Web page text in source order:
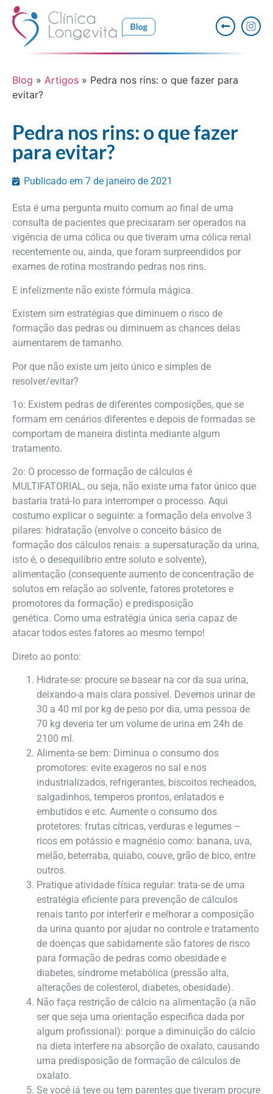
Blog » Artigos » Pedra nos rins: o que fazer para
evitar?
Pedra nos rins: o que fazer
para evitar?
Publicado em 7 de janeiro de 2021
Esta é uma pergunta muito comum ao final de uma
consulta de pacientes que precisaram ser operados na
vigência de uma cólica ou que tiveram uma cólica renal
recentemente ou, ainda, que foram surpreendidos por
exames de rotina mostrando pedras nos rins.
E infelizmente não existe fórmula mágica.
Existem sim estratégias que diminuem o risco de
formação das pedras ou diminuem as chances delas
aumentarem de tamanho.
Por que não existe um jeito único e simples de
resolver/evitar?
1o: Existem pedras de diferentes composições, que se
formam em cenários diferentes e depois de formadas se
comportam de maneira distinta mediante algum
tratamento.
2o: O processo de formação de cálculos é
MULTIFATORIAL, ou seja, não existe uma fator único que
bastaria tratá-lo para interromper o processo. Aqui
costumo explicar o seguinte: a formação dela envolve 3
pilares: hidratação (envolve o conceito básico de
formação dos cálculos renais: a supersaturação da urina,
isto é, o desequilíbrio entre soluto e solvente),
alimentação (consequente aumento de concentração de
solutos em relação ao solvente, fatores protetores e
promotores da formação) e predisposição
genética. Como uma estratégia única seria capaz de
atacar todos estes fatores ao mesmo tempo!
Direto ao ponto:
Hidrate-se: procure se basear na cor da sua urina,
deixando-a mais clara possível. Devemos urinar de
30 a 40 ml por kg de peso por dia, uma pessoa de
70 kg deveria ter um volume de urina em 24h de
2100 ml.
Alimenta-se bem: Diminua o consumo dos
promotores: evite exageros no sal e nos
industrializados, refrigerantes, biscoitos recheados,
salgadinhos, temperos prontos, enlatados e
embutidos e etc. Aumente o consumo dos
protetores: frutas cítricas, verduras e legumes –
ricos em potássio e magnésio como: banana, uva,
melão, beterraba, quiabo, couve, grão de bico, entre
outros.
Pratique atividade física regular: trata-se de uma
estratégia eficiente para prevenção de cálculos
renais tanto por interferir e melhorar a composição
da urina quanto por ajudar no controle e tratamento
de doenças que sabidamente são fatores de risco
para formação de pedras como obesidade e
diabetes, síndrome metabólica (pressão alta,
alterações de colesterol, diabetes, obesidade).
Não faça restrição de cálcio na alimentação (a não
ser que seja uma orientação especifica dada por
algum profissional): porque a diminuição do cálcio
na dieta interfere na absorção de oxalato, causando
uma predisposição de formação de cálculos de
oxalato.
Se você já teve ou tem parentes que tiveram procure